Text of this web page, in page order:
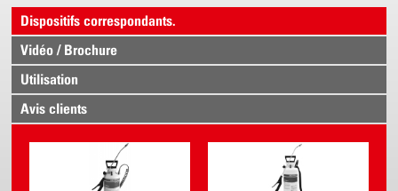
Dispositifs correspondants.
Vidéo / Brochure
Utilisation
Avis clients